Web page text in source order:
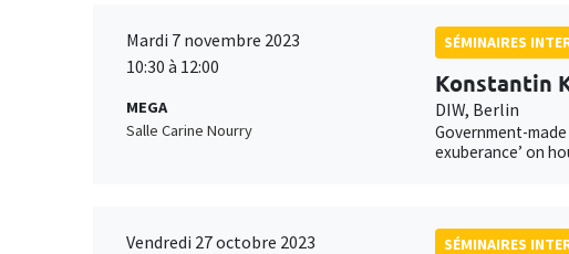
Mardi 7 novembre 2023
10:30 à 12:00
MEGA
Salle Carine Nourry
SÉMINAIRES
Konstantin
DIW, Berlin
Government-
exuberance’ on
Vendredi 27 octobre 2023
SÉMINAIRES